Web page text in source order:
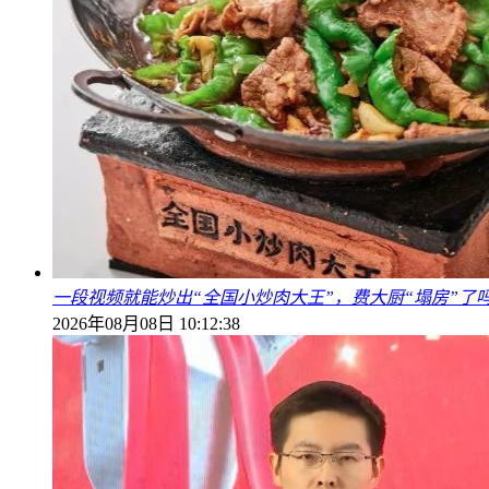
一段视频就能炒出“全国小炒肉大王”，费大厨“塌房”了
2026年08月08日 10:12:38